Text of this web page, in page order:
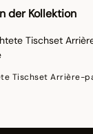
der Kollektion
Tischset Arrière-